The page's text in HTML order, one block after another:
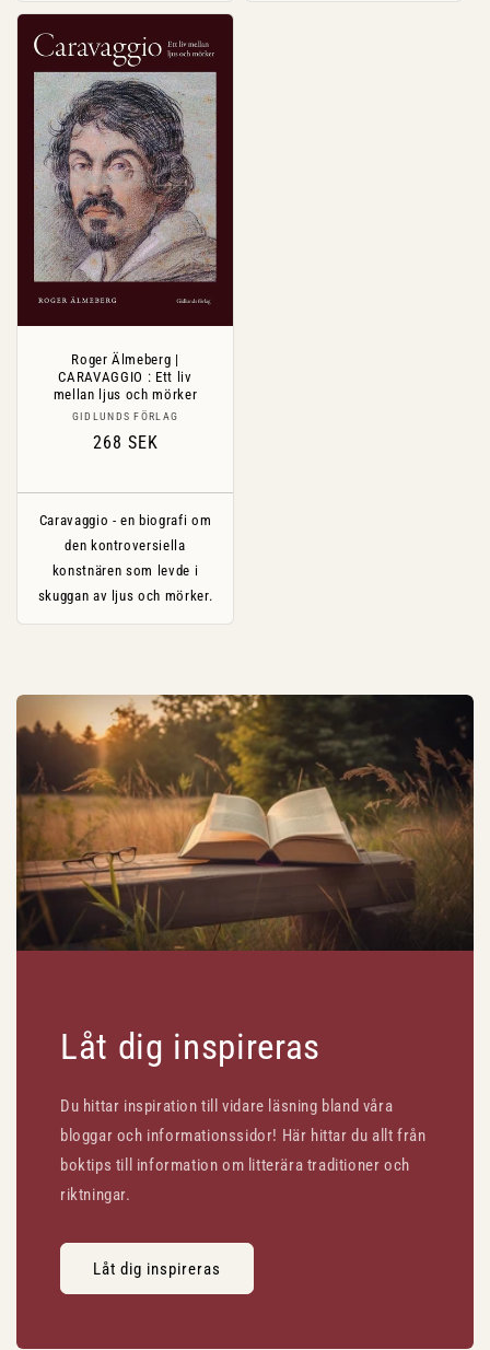
Roger Älmeberg |
CARAVAGGIO : Ett liv
mellan ljus och mörker
Säljare:
GIDLUNDS FÖRLAG
Ordinarie
268 SEK
Caravaggio - en biografi om
den kontroversiella
konstnären som levde i
skuggan av ljus och mörker.
Låt dig inspireras
Du hittar inspiration till vidare läsning bland våra
bloggar och informationssidor! Här hittar du allt från
boktips till information om litterära traditioner och
riktningar.
Låt dig inspireras